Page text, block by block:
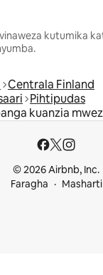
kutumika
Centrala Finland
Pihtipudas
kuanzia
© 2026 Airbnb, Inc.
Faragha
Masharti